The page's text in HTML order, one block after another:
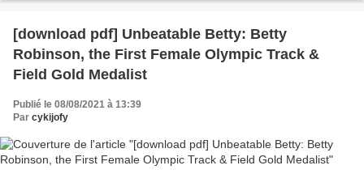
[download pdf] Unbeatable Betty: Betty
Robinson, the First Female Olympic Track &
Field Gold Medalist
Publié le 08/08/2021 à 13:39
Par cykijofy